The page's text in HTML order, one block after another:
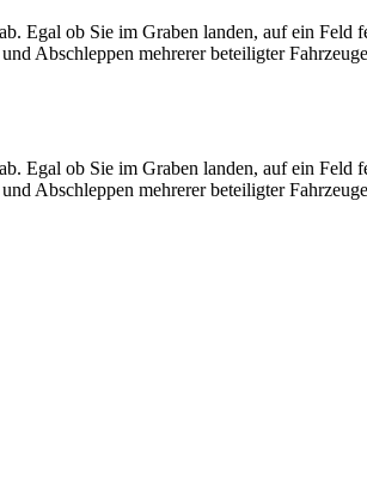
Egal ob Sie im Graben landen, auf ein
Abschleppen mehrerer beteiligter
Egal ob Sie im Graben landen, auf ein
Abschleppen mehrerer beteiligter